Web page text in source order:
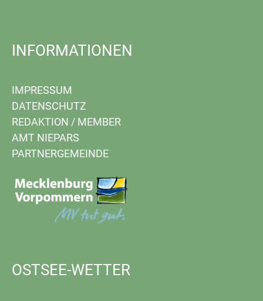
INFORMATIONEN
IMPRESSUM
DATENSCHUTZ
REDAKTION / MEMBER
AMT NIEPARS
PARTNERGEMEINDE
OSTSEE-WETTER